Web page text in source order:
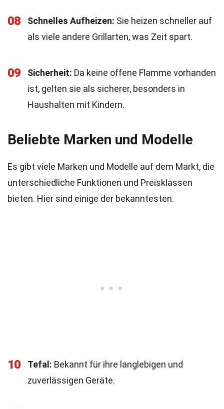
08 Schnelles Aufheizen: Sie heizen schneller auf
als viele andere Grillarten, was Zeit spart.
09 Sicherheit: Da keine offene Flamme vorhanden
ist, gelten sie als sicherer, besonders in
Haushalten mit Kindern.
Beliebte Marken und Modelle
Es gibt viele Marken und Modelle auf dem Markt, die
unterschiedliche Funktionen und Preisklassen
bieten. Hier sind einige der bekanntesten.
10 Tefal: Bekannt für ihre langlebigen und
zuverlässigen Geräte.